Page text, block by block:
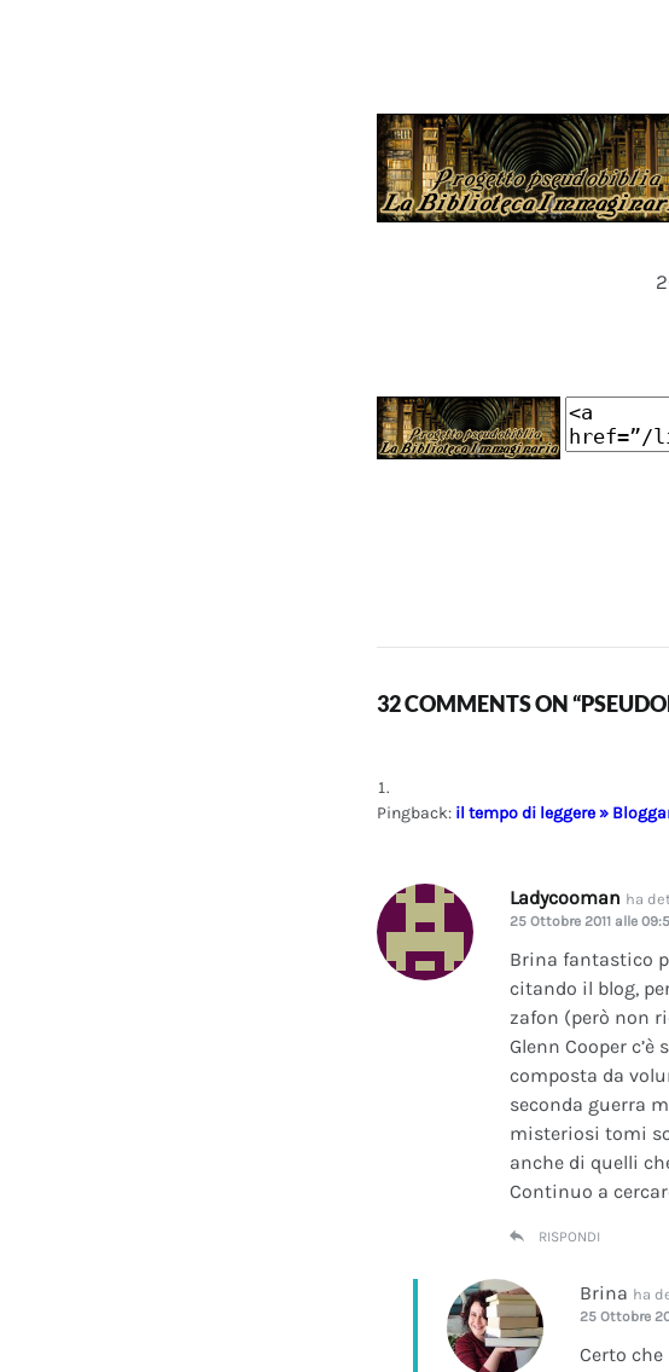
32 COMMENTS ON
Pingback: il tempo di leggere »
Ladycooman ha
25 Ottobre 2011 alle
Brina fantastico
citando il blog,
zafon (però non
Glenn Cooper
composta da
seconda guerra
misteriosi tomi
anche di quelli
Continuo a
RISPONDI
Brina ha
25 Ottobre
Certo